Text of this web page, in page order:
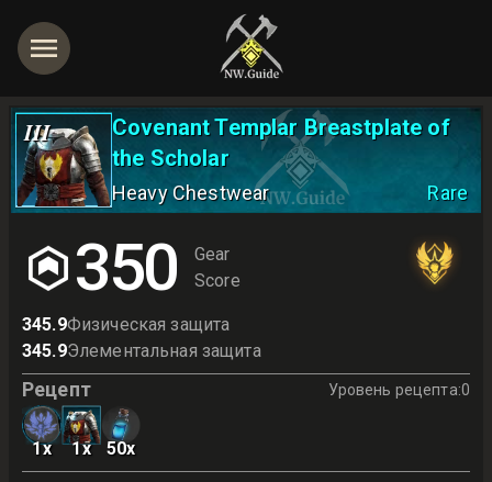
III
Covenant Templar Breastplate of
the Scholar
Heavy Chestwear Rare
350
Gear
Score
345.9Физическая защита
345.9Элементальная защита
Рецепт Уровень рецепта:0
1x 1x 50x